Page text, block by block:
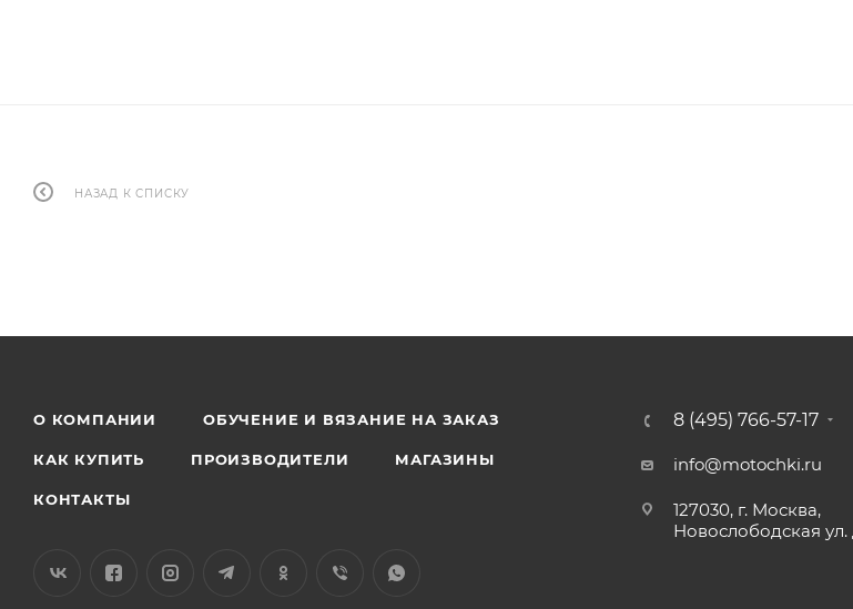
НАЗАД К СПИСКУ
О КОМПАНИИ ОБУЧЕНИЕ И ВЯЗАНИЕ НА ЗАКАЗ
КАК КУПИТЬ ПРОИЗВОДИТЕЛИ МАГАЗИНЫ
КОНТАКТЫ
8 (495) 766-57-17
info@motochki.ru
127030, г. Москва,
Новослободская